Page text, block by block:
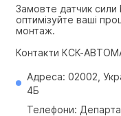
Замовте датчик сили
оптимізуйте ваші
монтаж.
Контакти КСК-
Адреса: 02002,
4Б
Телефони: